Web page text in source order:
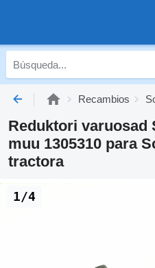
Recambios
Reduktori varuosad
muu 1305310 para
tractora
1/4